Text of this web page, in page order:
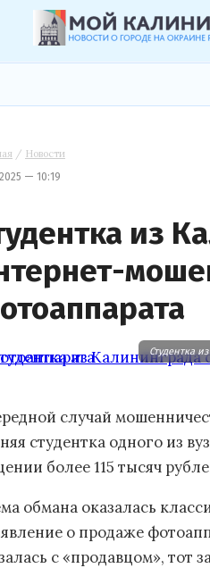
/ Новости
— 10:19
из
Студентка
случай
студентка одного из
более 115 тысяч
обмана оказалась
о продаже
с «продавцом», тот